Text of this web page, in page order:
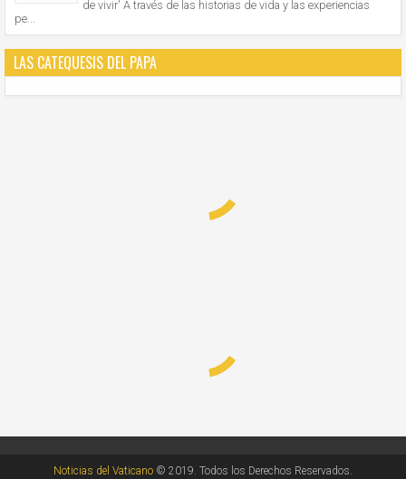
de vivir' A través de las historias de vida y las experiencias
pe...
LAS CATEQUESIS DEL PAPA
Noticias del Vaticano © 2019. Todos los Derechos Reservados.